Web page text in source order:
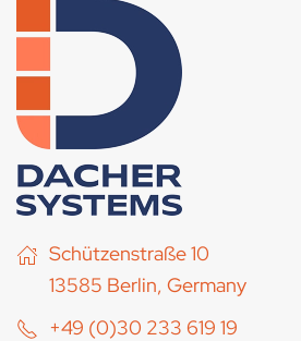
Schützenstraße 10
13585 Berlin, Germany
+49 (0)30 233 619 19